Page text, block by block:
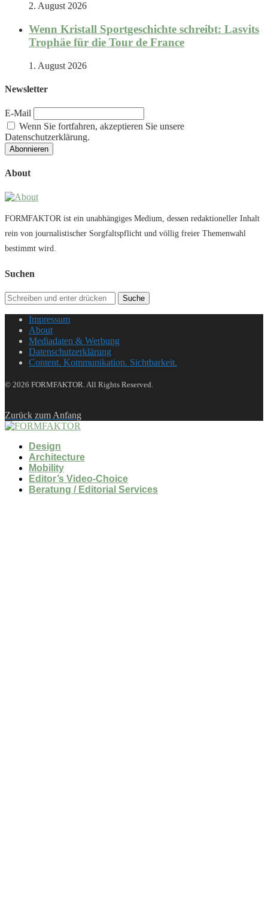
2. August 2026
Wenn Kristall Sportgeschichte schreibt: Lasvits
Trophäe für die Tour de France
1. August 2026
Newsletter
E-Mail
Wenn Sie fortfahren, akzeptieren Sie unsere
Datenschutzerklärung.
About
FORMFAKTOR ist ein unabhängiges Medium, dessen redaktioneller Inhalt
rein von journalistischer Sorgfaltspflicht und völlig freier Themenwahl
bestimmt wird.
Suchen
Suche
Impressum
About
Mediadaten & Werbung
Datenschutzerklärung
Content. Kommunikation. Sichtbarkeit.
© 2026 FORMFAKTOR. All Rights Reserved.
Zurück zum Anfang
Design
Architecture
Mobility
Editor’s Video-Choice
Beratung / Editorial Services